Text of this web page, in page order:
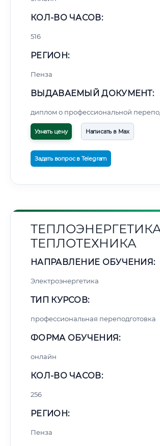
КОЛ-ВО ЧАСОВ:
516
РЕГИОН:
Пенза
ВЫДАВАЕМЫЙ ДОКУМЕНТ:
диплом о профессиональной
Узнать цену Написать в Max
Задать вопрос в Telegram
ТЕПЛОТЕХНИКА
НАПРАВЛЕНИЕ ОБУЧЕНИЯ:
Электроэнергетика
ТИП КУРСОВ:
профессиональная переподготовка
ФОРМА ОБУЧЕНИЯ:
онлайн
КОЛ-ВО ЧАСОВ:
256
РЕГИОН:
Пенза